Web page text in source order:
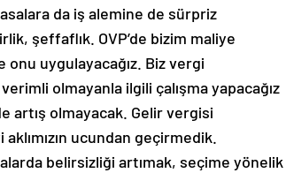
da iş alemine de sürpriz
şeffaflık. OVP’de bizim maliye
uygulayacağız. Biz vergi
olmayanla ilgili çalışma yapacağız
artış olmayacak. Gelir vergisi
ucundan geçirmedik.
belirsizliği artımak, seçime yönelik